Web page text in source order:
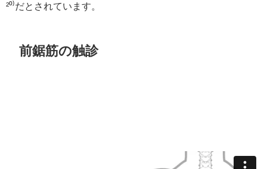
²⁰⁾だとされています。
前鋸筋の触診